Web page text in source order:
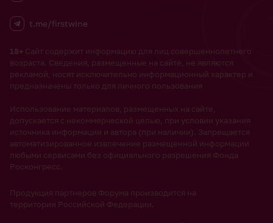
t.me/firstwine
18+ Сайт содержит информацию для лиц совершеннолетнего
возраста. Сведения, размещенные на сайте, не являются
рекламой, носят исключительно информационный характер и
предназначены только для личного пользования
Использование материалов, размещенных на сайте,
допускается с некоммерческой целью, при условии указания
источника информации и автора (при наличии). Запрещается
автоматизированное извлечение размещенной информации
любыми сервисами без официального разрешения Фонда
Росконгресс.
Продукция партнеров Форума производится на
территории Российской Федерации.